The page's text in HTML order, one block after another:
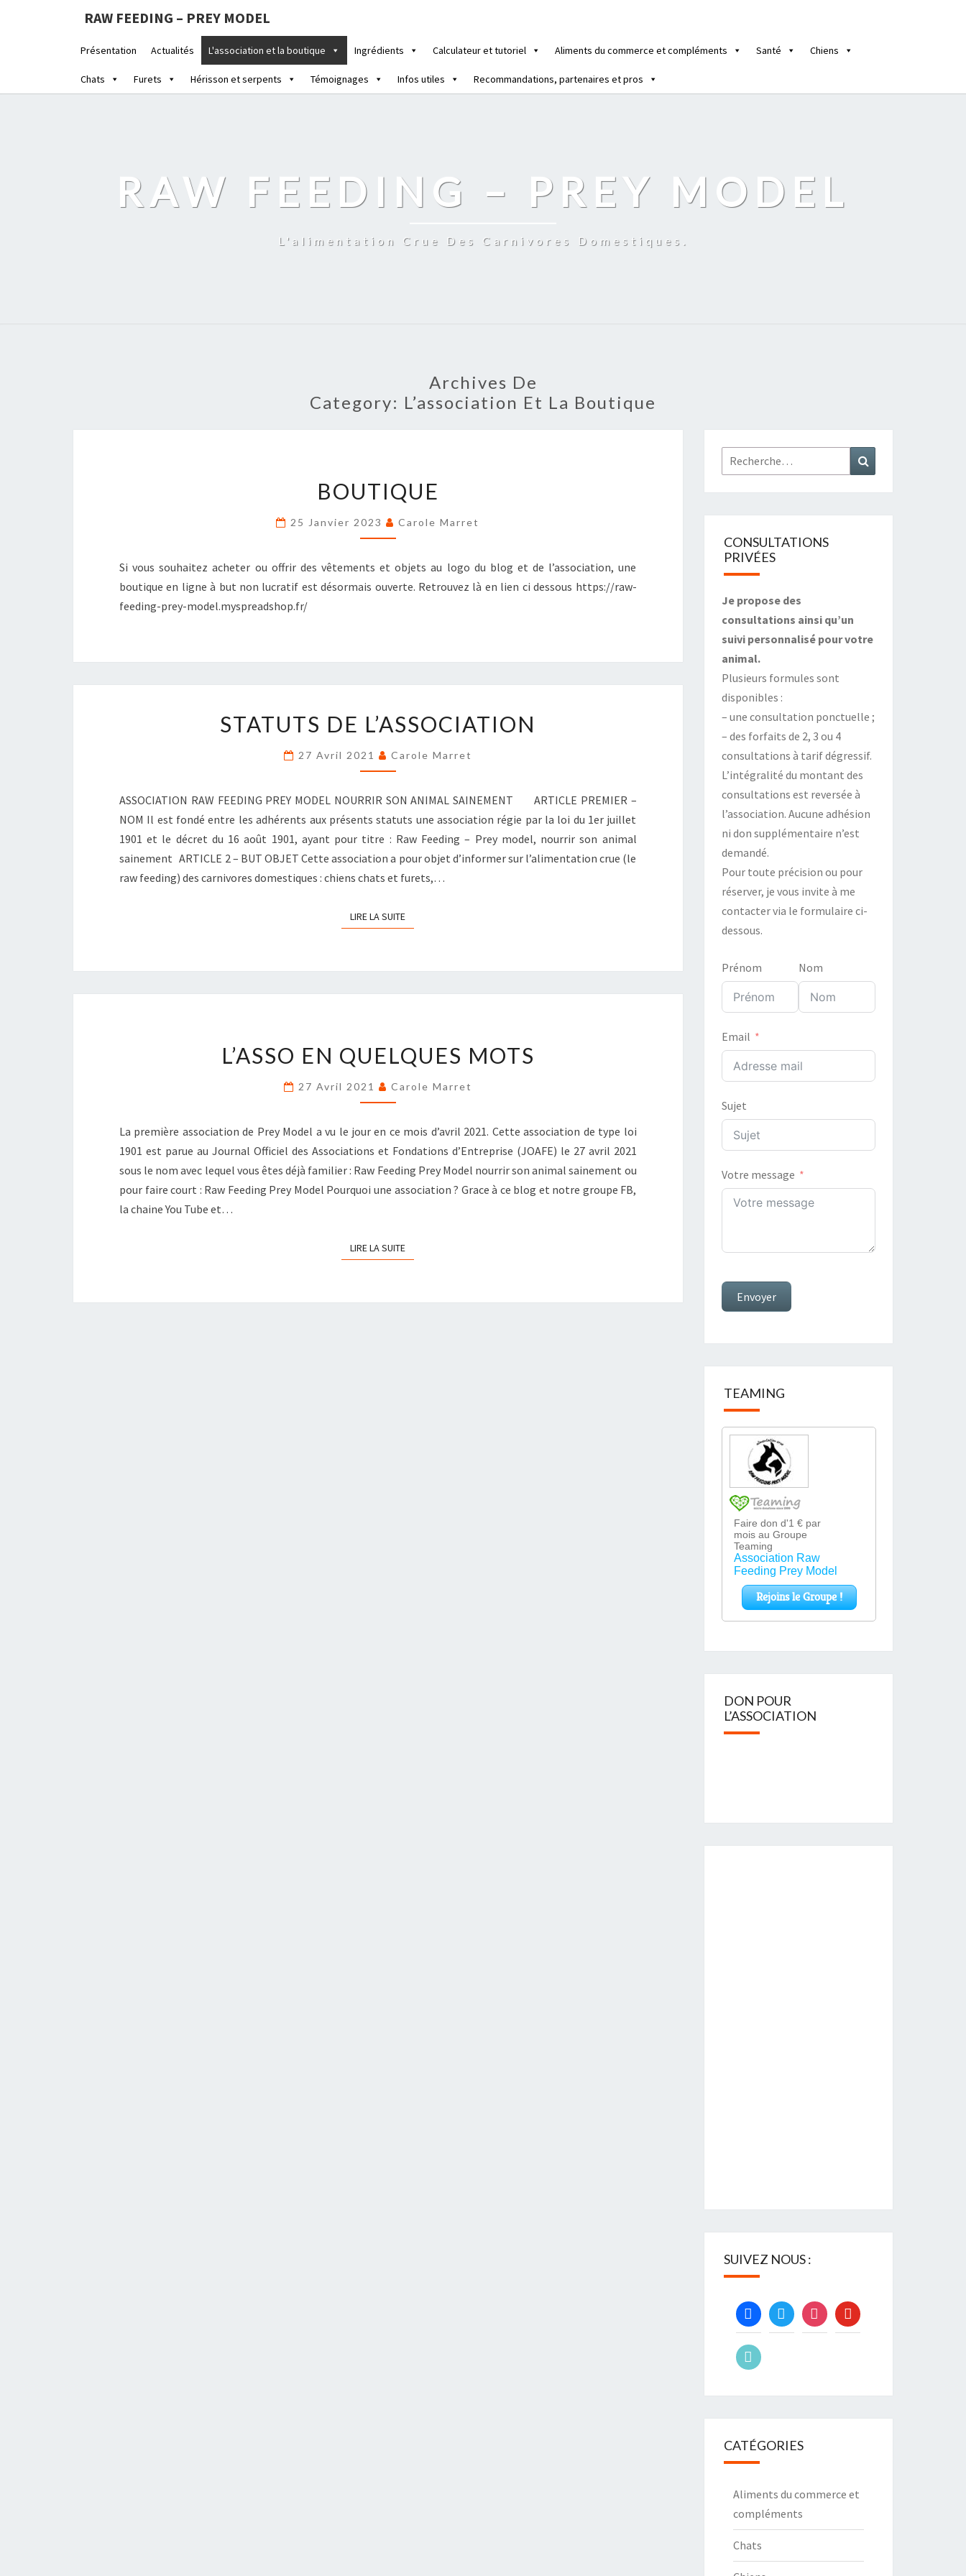
RAW FEEDING – PREY MODEL
Présentation Actualités L'association et la boutique Ingrédients Calculateur et tutoriel Aliments du commerce et compléments Santé Chiens
Chats Furets Hérisson et serpents Témoignages Infos utiles Recommandations, partenaires et pros
RAW FEEDING – PREY MODEL
L'alimentation Crue Des Carnivores Domestiques.
Archives De
Category: L’association Et La Boutique
BOUTIQUE
25 Janvier 2023 Carole Marret
Si vous souhaitez acheter ou offrir des vêtements et objets au logo du blog et de l’association, une
boutique en ligne à but non lucratif est désormais ouverte. Retrouvez là en lien ci dessous https://raw-
feeding-prey-model.myspreadshop.fr/
DE
STATUTS DE L’ASSOCIATION
27 Avril 2021 Carole Marret
ASSOCIATION RAW FEEDING PREY MODEL NOURRIR SON ANIMAL SAINEMENT ARTICLE PREMIER –
NOM Il est fondé entre les adhérents aux présents statuts une association régie par la loi du 1er juillet
1901 et le décret du 16 août 1901, ayant pour titre : Raw Feeding – Prey model, nourrir son animal
sainement ARTICLE 2 – BUT OBJET Cette association a pour objet d’informer sur l’alimentation crue (le
raw feeding) des carnivores domestiques : chiens chats et furets,…
LIRE LA SUITELIRE LA SUITE
EN
MOTS
L’ASSO EN QUELQUES MOTS
27 Avril 2021 Carole Marret
La première association de Prey Model a vu le jour en ce mois d’avril 2021. Cette association de type loi
1901 est parue au Journal Officiel des Associations et Fondations d’Entreprise (JOAFE) le 27 avril 2021
sous le nom avec lequel vous êtes déjà familier : Raw Feeding Prey Model nourrir son animal sainement ou
pour faire court : Raw Feeding Prey Model Pourquoi une association ? Grace à ce blog et notre groupe FB,
la chaine You Tube et…
LIRE LA SUITELIRE LA SUITE
Rechercher :
CONSULTATIONS
PRIVÉES
Je propose des
consultations ainsi qu’un
suivi personnalisé pour votre
animal.
Plusieurs formules sont
disponibles :
– une consultation ponctuelle ;
– des forfaits de 2, 3 ou 4
consultations à tarif dégressif.
L’intégralité du montant des
consultations est reversée à
l’association. Aucune adhésion
ni don supplémentaire n’est
demandé.
Pour toute précision ou pour
réserver, je vous invite à me
contacter via le formulaire ci-
dessous.
Prénom Nom
Email
Sujet
Votre message
Envoyer
TEAMING
DON POUR
L’ASSOCIATION
SUIVEZ NOUS :
facebooktwitterinstagramyoutube
tiktok
CATÉGORIES
Aliments du commerce et
compléments
Chats